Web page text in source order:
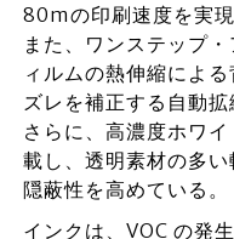
80mの印刷速度を実現
また、ワンステップ
ィルムの熱伸縮によ
ズレを補正する自動拡
さらに、高濃度ホワ
載し、透明素材の多
隠蔽性を高めている。
インクは、VOC の発